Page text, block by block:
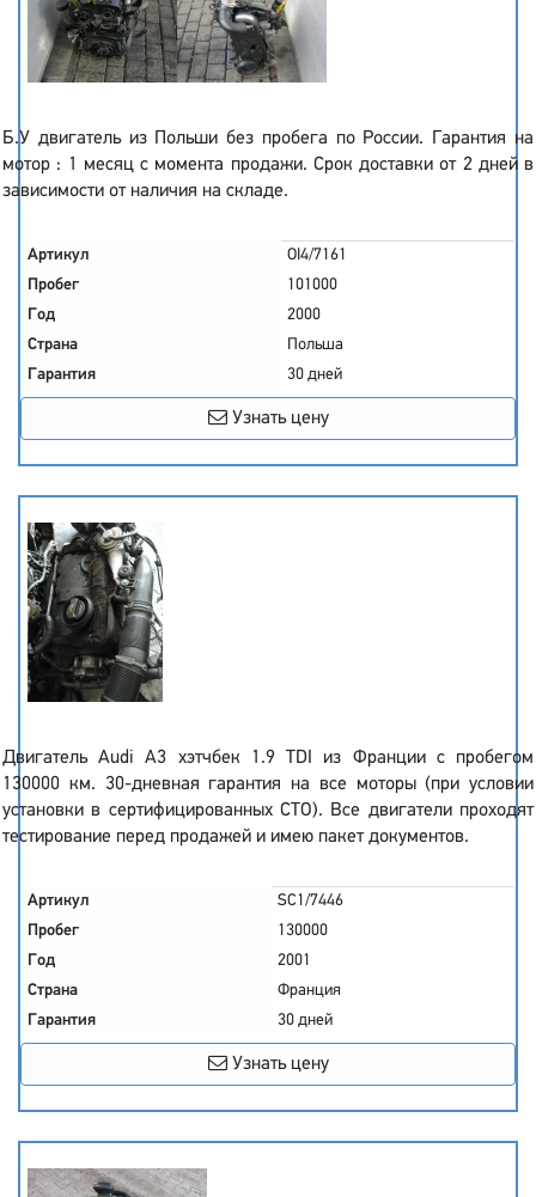
Б.У двигатель из Польши без пробега по России. Гарантия на
мотор : 1 месяц с момента продажи. Срок доставки от 2 дней в
зависимости от наличия на складе.
Артикул
OI4/7161
Пробег
101000
Год
2000
Страна
Польша
Гарантия
30 дней
Узнать цену
Двигатель Audi A3 хэтчбек 1.9 TDI из Франции с пробегом
130000 км. 30-дневная гарантия на все моторы (при условии
установки в сертифицированных СТО). Все двигатели проходят
тестирование перед продажей и имею пакет документов.
Артикул
SC1/7446
Пробег
130000
Год
2001
Страна
Франция
Гарантия
30 дней
Узнать цену